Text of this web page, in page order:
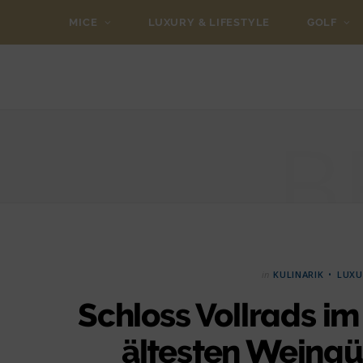
MICE LUXURY & LIFESTYLE GOLF
KULINARIK
Schloss Vollrads
ältesten